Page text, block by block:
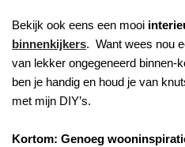
Bekijk ook eens een mooi
binnenkijkers. Want wees nou
van lekker ongegeneerd binnen-
ben je handig en houd je van
met mijn DIY’s.
Kortom: Genoeg